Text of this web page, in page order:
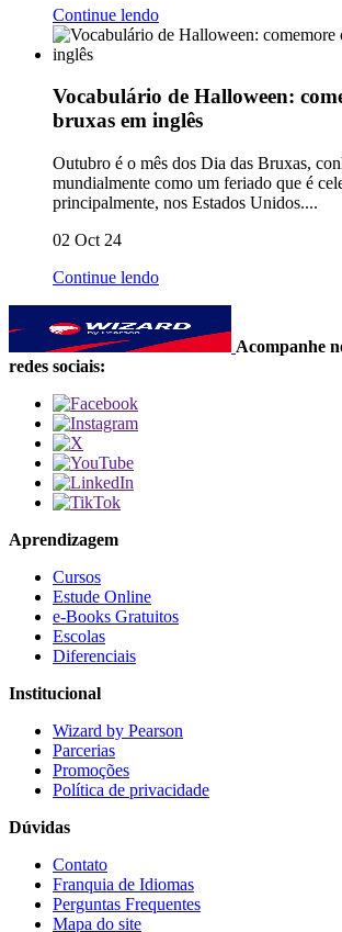
Continue lendo
Vocabulário de Halloween:
bruxas em inglês
Outubro é o mês dos Dia das Bruxas,
mundialmente como um feriado que é
principalmente, nos Estados Unidos....
02 Oct 24
Continue lendo
Acompanhe
redes sociais:
Aprendizagem
Cursos
Estude Online
e-Books Gratuitos
Escolas
Diferenciais
Institucional
Wizard by Pearson
Parcerias
Promoções
Política de privacidade
Dúvidas
Contato
Franquia de Idiomas
Perguntas Frequentes
Mapa do site